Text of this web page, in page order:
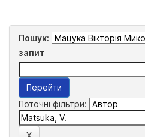
Пошук:
запит
Поточні фільтри: